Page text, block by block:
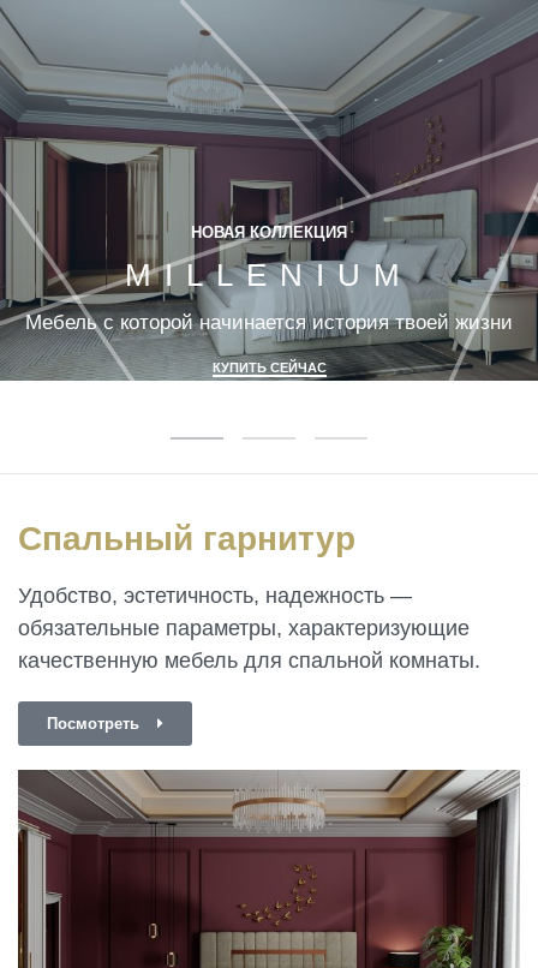
UZ
НОВАЯ КОЛЛЕКЦИЯ
MILLENIUM
Мебель с которой начинается история твоей жизни
НОВАЯ КОЛЛЕКЦИЯ
712000074
Мебель с которой начинается история твоей жизни
КУПИТЬ СЕЙЧАС
Спальный гарнитур
Удобство, эстетичность, надежность —
обязательные параметры, характеризующие
качественную мебель для спальной комнаты.
Посмотреть